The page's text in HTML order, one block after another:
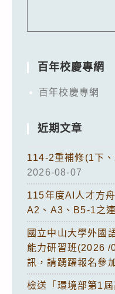
百年校慶專網
百年校慶專網
近期文章
114-2重補修(1下
2026-08-07
115年度AI人才方
A2、A3、B5-1之
國立中山大學外國
能力研習班(2026
訊，請踴躍報名參
檢送「環境部第1